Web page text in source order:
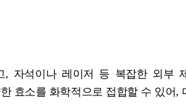
, 자석이나 레이저 등 복잡한 외부
효소를 화학적으로 접합할 수 있어,